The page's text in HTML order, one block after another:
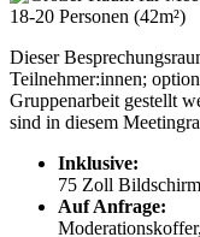
18-20 Personen (42m²)
Dieser
Teilnehmer:innen;
Gruppenarbeit gestellt
sind in diesem
Inklusive:
75 Zoll
Auf Anfrage: